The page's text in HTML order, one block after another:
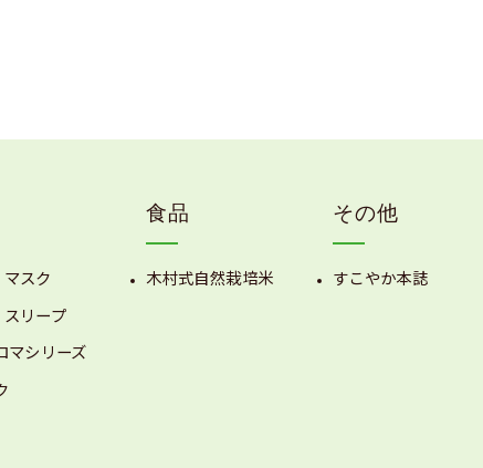
スク
リープ
マシリーズ
食品
木村式自然栽培米
その他
すこやか本誌